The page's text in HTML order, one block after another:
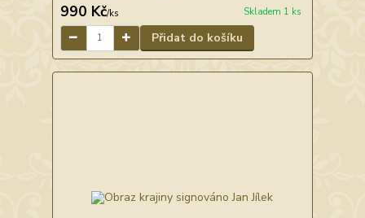
990 Kč/ks Skladem 1 ks
Přidat do košíku